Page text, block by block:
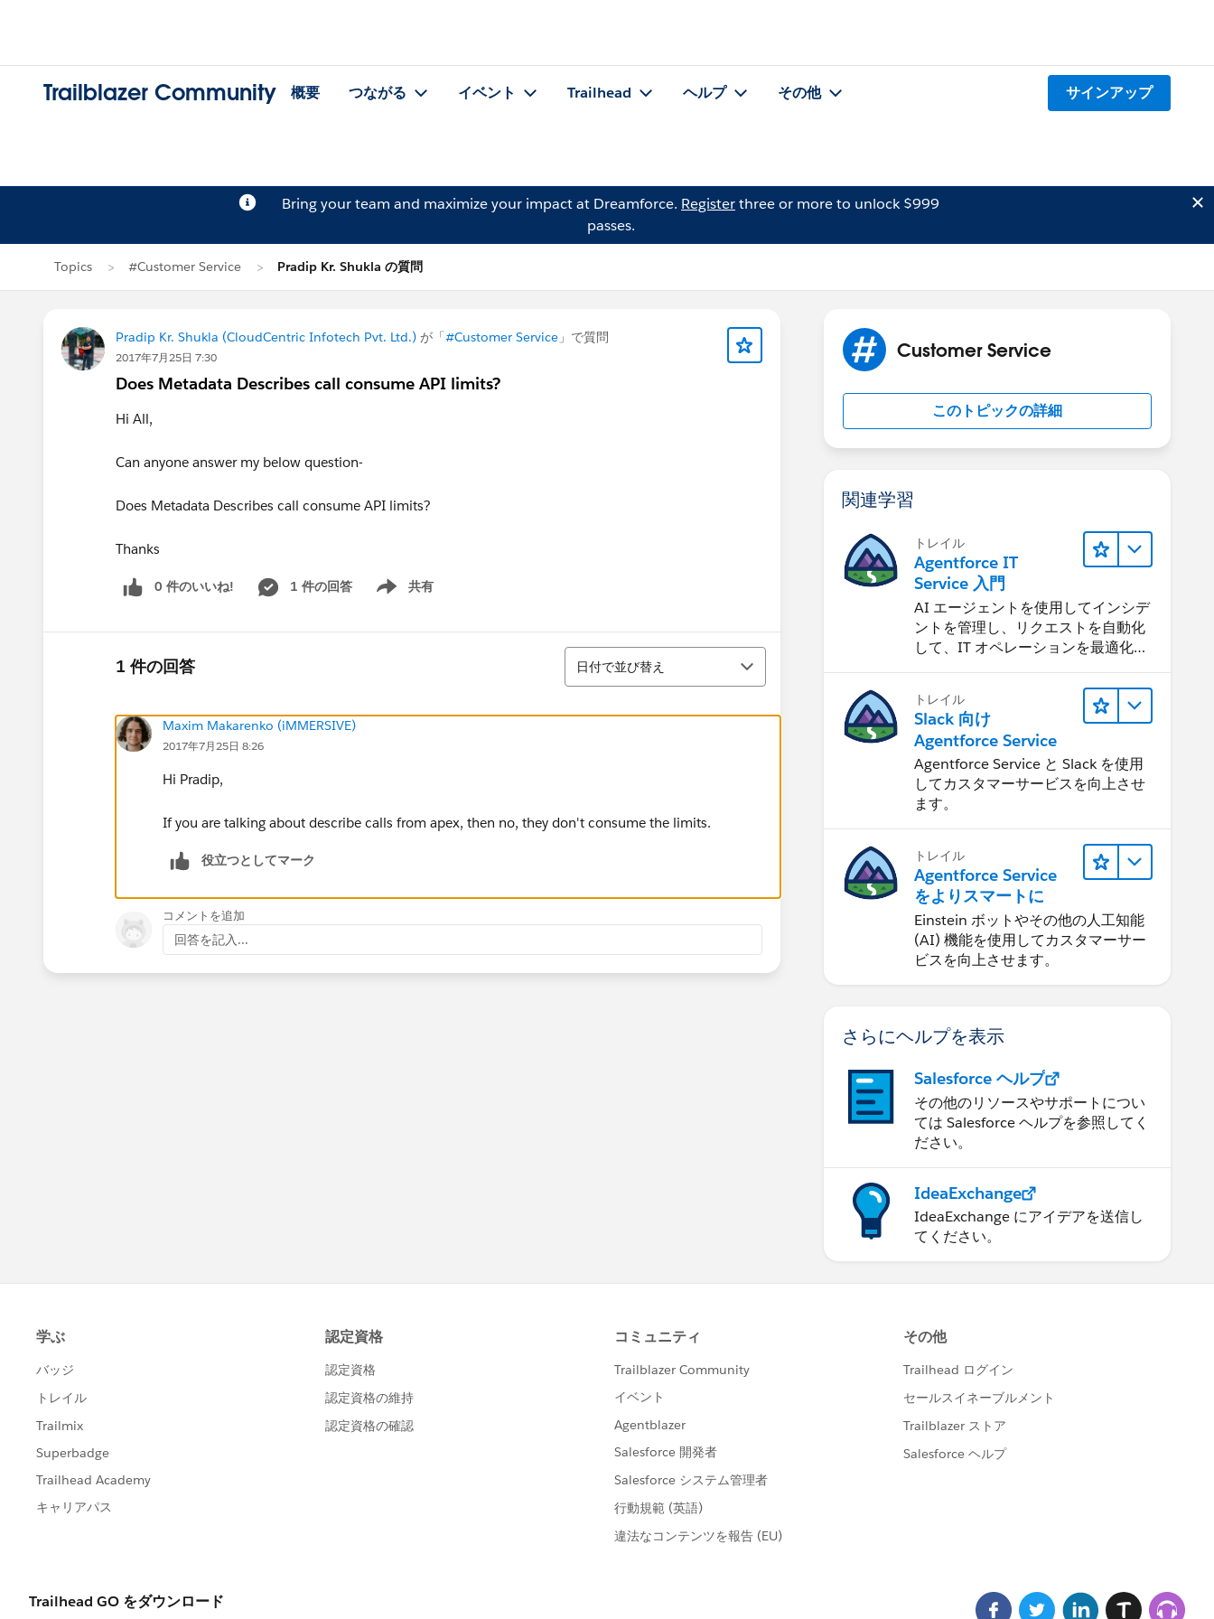
Trailblazer Community 概要 つながる イベント Trailhead ヘルプ その他 サインアップ
Bring your team and maximize your impact at Dreamforce. Registerthree or more to unlock $999
passes.
Topics #Customer Service Pradip Kr. Shukla の質問
Pradip Kr. Shukla (CloudCentric Infotech Pvt. Ltd.) が「#Customer Service 」で質問
2017年7月25日 7:30
Does Metadata Describes call consume API limits?
Hi All,
Can anyone answer my below question-
Does Metadata Describes call consume API limits?
Thanks
0 件のいいね! 1 件の回答 共有
Show menu
1 件の回答
並び替え
日付で並び替え
Maxim Makarenko (iMMERSIVE)
2017年7月25日 8:26
Hi Pradip,
If you are talking about describe calls from apex, then no, they don't consume the limits.
役立つとしてマーク
コメントを追加
回答を記入...
Customer Service
このトピックの詳細
関連学習
トレイル
Agentforce IT
Service 入門
AI エージェントを使用してインシデ
ントを管理し、リクエストを自動化
して、IT オペレーションを最適化す
トレイル
Slack 向け
Agentforce Service
Agentforce Service と Slack を使用
してカスタマーサービスを向上させ
ます。
トレイル
Agentforce Service
をよりスマートに
Einstein ボットやその他の人工知能
(AI) 機能を使用してカスタマーサー
ビスを向上させます。
さらにヘルプを表示
Salesforce ヘルプ
その他のリソースやサポートについ
ては Salesforce ヘルプを参照してく
ださい。
IdeaExchange
IdeaExchange にアイデアを送信し
てください。